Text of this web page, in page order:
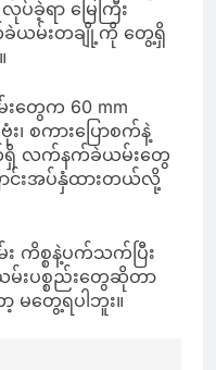
ခဲ့ရာ မြေကြီး
ယမ်းတချို့ကို တွေ့ရှိ
ေက 60 mm
း၊ စကားပြောစက်နဲ့
ရှိ လက်နက်ခဲယမ်းတွေ
ာင်းအပ်နှံထားတယ်လို့
စ္စနဲ့ပက်သက်ပြီး
ပစ္စည်းတွေဆိုတာ
ာ့ မတွေ့ရပါဘူး။